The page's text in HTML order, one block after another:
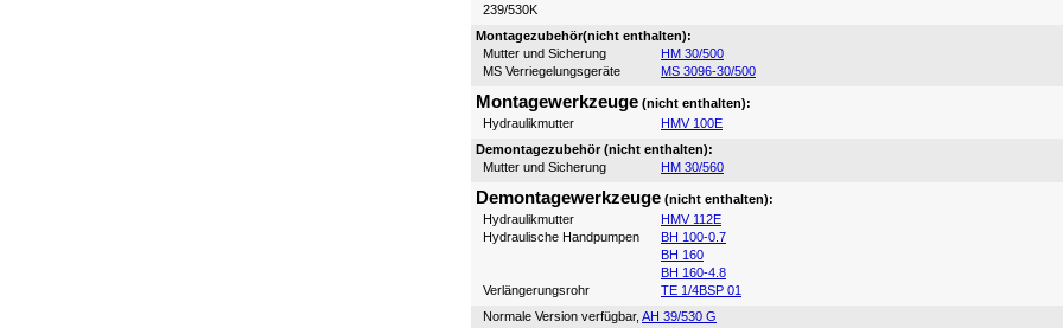
239/530K
Montagezubehör(nicht enthalten):
Mutter und Sicherung
HM 30/500
MS Verriegelungsgeräte
MS 3096-30/500
Montagewerkzeuge (nicht enthalten):
Hydraulikmutter
HMV 100E
Demontagezubehör (nicht enthalten):
Mutter und Sicherung
HM 30/560
Demontagewerkzeuge (nicht enthalten):
Hydraulikmutter
HMV 112E
Hydraulische Handpumpen
BH 100-0.7
BH 160
BH 160-4.8
Verlängerungsrohr
TE 1/4BSP 01
Normale Version verfügbar, AH 39/530 G